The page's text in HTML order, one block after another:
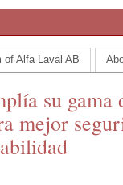
of Alfa Laval AB
su gama
mejor